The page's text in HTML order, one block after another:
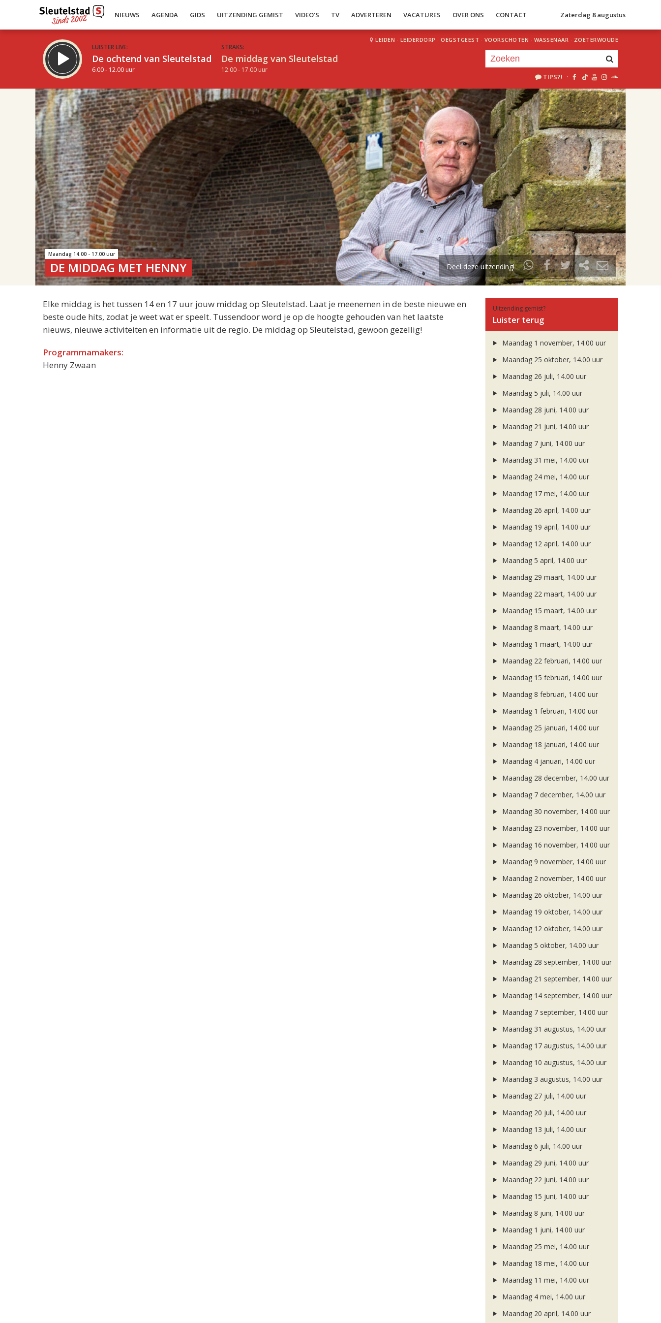
NIEUWS AGENDA GIDS UITZENDING GEMIST VIDEO’S TV ADVERTEREN VACATURES OVER ONS CONTACT Zaterdag 8 augustus
LUISTER LIVE:
De ochtend van Sleutelstad
6.00 - 12.00 uur
STRAKS:
De middag van Sleutelstad
12.00 - 17.00 uur
LEIDEN · LEIDERDORP · OEGSTGEEST · VOORSCHOTEN · WASSENAAR · ZOETERWOUDE
TIPS?! ·
14.00 15.00
Je luistert nu naaruur 1 van 3
«Vorig uur Volgend uur»
Inklappen
Maandag 14.00 - 17.00 uur
DE MIDDAG MET HENNY Deel deze uitzending!
Elke middag is het tussen 14 en 17 uur jouw middag op Sleutelstad. Laat je meenemen in de beste nieuwe en
beste oude hits, zodat je weet wat er speelt. Tussendoor word je op de hoogte gehouden van het laatste
nieuws, nieuwe activiteiten en informatie uit de regio. De middag op Sleutelstad, gewoon gezellig!
Programmamakers:
Henny Zwaan
Uitzending gemist?
Luister terug
Maandag 1 november, 14.00 uur
Maandag 25 oktober, 14.00 uur
Maandag 26 juli, 14.00 uur
Maandag 5 juli, 14.00 uur
Maandag 28 juni, 14.00 uur
Maandag 21 juni, 14.00 uur
Maandag 7 juni, 14.00 uur
Maandag 31 mei, 14.00 uur
Maandag 24 mei, 14.00 uur
Maandag 17 mei, 14.00 uur
Maandag 26 april, 14.00 uur
Maandag 19 april, 14.00 uur
Maandag 12 april, 14.00 uur
Maandag 5 april, 14.00 uur
Maandag 29 maart, 14.00 uur
Maandag 22 maart, 14.00 uur
Maandag 15 maart, 14.00 uur
Maandag 8 maart, 14.00 uur
Maandag 1 maart, 14.00 uur
Maandag 22 februari, 14.00 uur
Maandag 15 februari, 14.00 uur
Maandag 8 februari, 14.00 uur
Maandag 1 februari, 14.00 uur
Maandag 25 januari, 14.00 uur
Maandag 18 januari, 14.00 uur
Maandag 4 januari, 14.00 uur
Maandag 28 december, 14.00 uur
Maandag 7 december, 14.00 uur
Maandag 30 november, 14.00 uur
Maandag 23 november, 14.00 uur
Maandag 16 november, 14.00 uur
Maandag 9 november, 14.00 uur
Maandag 2 november, 14.00 uur
Maandag 26 oktober, 14.00 uur
Maandag 19 oktober, 14.00 uur
Maandag 12 oktober, 14.00 uur
Maandag 5 oktober, 14.00 uur
Maandag 28 september, 14.00 uur
Maandag 21 september, 14.00 uur
Maandag 14 september, 14.00 uur
Maandag 7 september, 14.00 uur
Maandag 31 augustus, 14.00 uur
Maandag 17 augustus, 14.00 uur
Maandag 10 augustus, 14.00 uur
Maandag 3 augustus, 14.00 uur
Maandag 27 juli, 14.00 uur
Maandag 20 juli, 14.00 uur
Maandag 13 juli, 14.00 uur
Maandag 6 juli, 14.00 uur
Maandag 29 juni, 14.00 uur
Maandag 22 juni, 14.00 uur
Maandag 15 juni, 14.00 uur
Maandag 8 juni, 14.00 uur
Maandag 1 juni, 14.00 uur
Maandag 25 mei, 14.00 uur
Maandag 18 mei, 14.00 uur
Maandag 11 mei, 14.00 uur
Maandag 4 mei, 14.00 uur
Maandag 20 april, 14.00 uur